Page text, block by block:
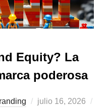
Equity? La
poderosa
Publicado
julio 16, 2026